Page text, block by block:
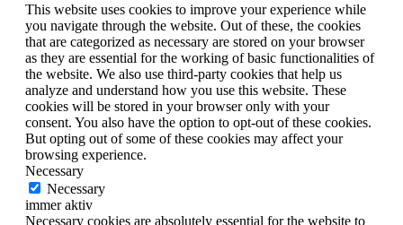
This website uses cookies to improve your experience while
you navigate through the website. Out of these, the cookies
that are categorized as necessary are stored on your browser
as they are essential for the working of basic functionalities of
the website. We also use third-party cookies that help us
analyze and understand how you use this website. These
cookies will be stored in your browser only with your
consent. You also have the option to opt-out of these cookies.
But opting out of some of these cookies may affect your
browsing experience.
Necessary
Necessary
immer aktiv
Necessary cookies are absolutely essential for the website to